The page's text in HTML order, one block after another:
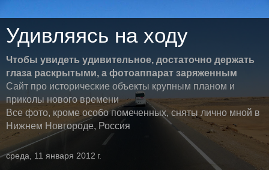
Удивляясь на ходу
Чтобы увидеть удивительное, достаточно держать
глаза раскрытыми, а фотоаппарат заряженным
Сайт про исторические объекты крупным планом и
приколы нового времени
Все фото, кроме особо помеченных, сняты лично мной в
Нижнем Новгороде, Россия
среда, 11 января 2012 г.